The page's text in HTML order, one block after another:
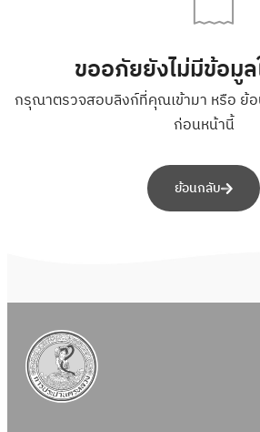
ขออภัยยังไม่มีข้อมู
กรุณาตรวจสอบลิงก์ที่คุณเข้ามา หรือ ย้อ
ก่อนหน้านี้
ย้อนกลับ